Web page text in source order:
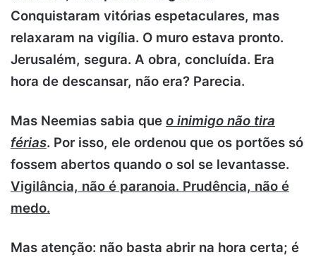
Conquistaram vitórias espetaculares, mas
relaxaram na vigília. O muro estava pronto.
Jerusalém, segura. A obra, concluída. Era
hora de descansar, não era? Parecia.
Mas Neemias sabia que o inimigo não tira
férias. Por isso, ele ordenou que os portões só
fossem abertos quando o sol se levantasse.
Vigilância, não é paranoia. Prudência, não é
medo.
Mas atenção: não basta abrir na hora certa; é